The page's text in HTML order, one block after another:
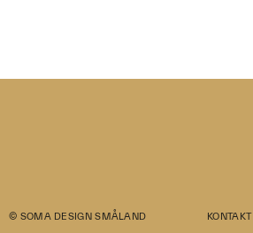
© SOMA DESIGN SMÅLAND KONTAKT